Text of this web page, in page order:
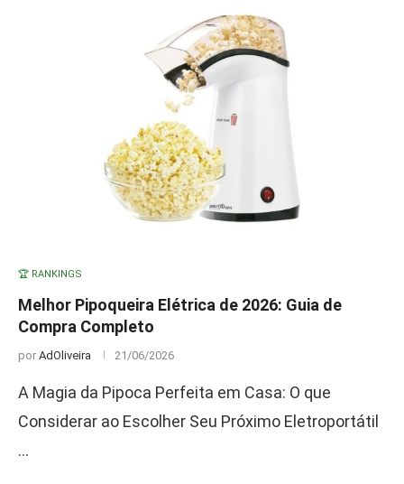
🏆 RANKINGS
Melhor Pipoqueira Elétrica de 2026: Guia de
Compra Completo
por AdOliveira 21/06/2026
A Magia da Pipoca Perfeita em Casa: O que
Considerar ao Escolher Seu Próximo Eletroportátil
…